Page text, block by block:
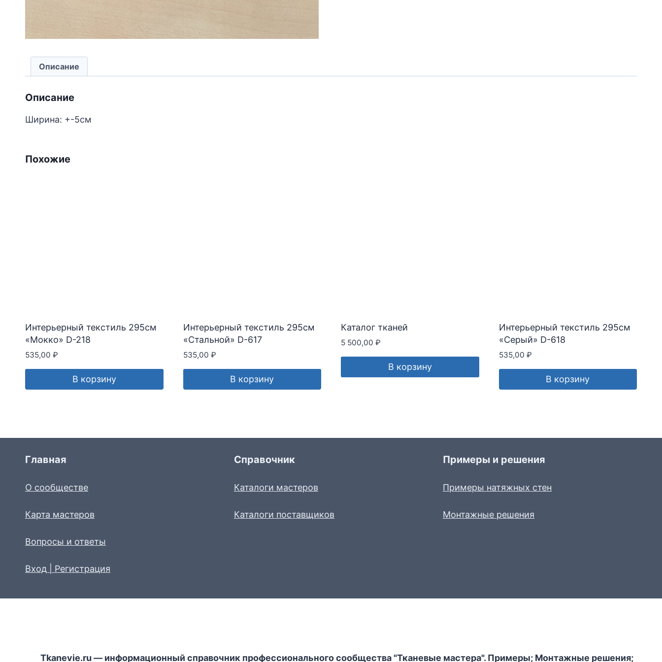
Описание
Описание
Ширина: +-5см
Похожие
Интерьерный текстиль 295см
«Мокко» D-218
535,00 ₽
В корзину
Интерьерный текстиль 295см
«Стальной» D-617
535,00 ₽
В корзину
Каталог тканей
5 500,00 ₽
В корзину
Интерьерный текстиль 295см
«Серый» D-618
535,00 ₽
В корзину
Главная
О сообществе
Карта мастеров
Вопросы и ответы
Вход | Регистрация
Справочник
Каталоги мастеров
Каталоги поставщиков
Примеры и решения
Примеры натяжных стен
Монтажные решения
Tkanevie.ru — информационный справочник профессионального сообщества "Тканевые мастера". Примеры; Монтажные решения;